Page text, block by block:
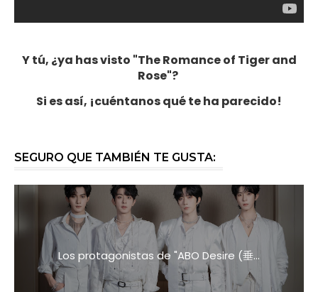
Y tú, ¿ya has visto "The Romance of Tiger and
Rose"?
Si es así, ¡cuéntanos qué te ha parecido!
SEGURO QUE TAMBIÉN TE GUSTA:
Los protagonistas de "ABO Desire (垂...